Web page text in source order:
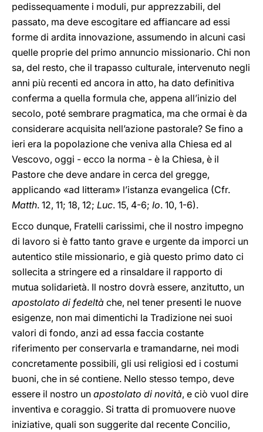
pedissequamente i moduli, pur apprezzabili, del
passato, ma deve escogitare ed affiancare ad essi
forme di ardita innovazione, assumendo in alcuni casi
quelle proprie del primo annuncio missionario. Chi non
sa, del resto, che il trapasso culturale, intervenuto negli
anni più recenti ed ancora in atto, ha dato definitiva
conferma a quella formula che, appena all’inizio del
secolo, poté sembrare pragmatica, ma che ormai è da
considerare acquisita nell’azione pastorale? Se fino a
ieri era la popolazione che veniva alla Chiesa ed al
Vescovo, oggi - ecco la norma - è la Chiesa, è il
Pastore che deve andare in cerca del gregge,
applicando «ad litteram» l’istanza evangelica (Cfr.
Matth. 12, 11; 18, 12; Luc. 15, 4-6; Io. 10, 1-6).
Ecco dunque, Fratelli carissimi, che il nostro impegno
di lavoro si è fatto tanto grave e urgente da imporci un
autentico stile missionario, e già questo primo dato ci
sollecita a stringere ed a rinsaldare il rapporto di
mutua solidarietà. Il nostro dovrà essere, anzitutto, un
apostolato di fedeltà che, nel tener presenti le nuove
esigenze, non mai dimentichi la Tradizione nei suoi
valori di fondo, anzi ad essa faccia costante
riferimento per conservarla e tramandarne, nei modi
concretamente possibili, gli usi religiosi ed i costumi
buoni, che in sé contiene. Nello stesso tempo, deve
essere il nostro un apostolato di novità, e ciò vuol dire
inventiva e coraggio. Si tratta di promuovere nuove
iniziative, quali son suggerite dal recente Concilio,